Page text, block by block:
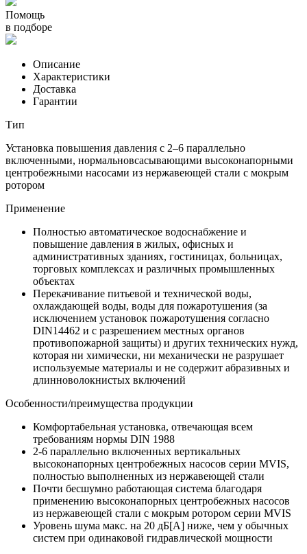
Помощь
в подборе
Описание
Характеристики
Доставка
Гарантии
Тип
Установка повышения давления с 2–6 параллельно
включенными, нормальновсасывающими высоконапорными
центробежными насосами из нержавеющей стали с мокрым
ротором
Применение
Полностью автоматическое водоснабжение и
повышение давления в жилых, офисных и
административных зданиях, гостиницах, больницах,
торговых комплексах и различных промышленных
объектах
Перекачивание питьевой и технической воды,
охлаждающей воды, воды для пожаротушения (за
исключением установок пожаротушения согласно
DIN14462 и с разрешением местных органов
противопожарной защиты) и других технических нужд,
которая ни химически, ни механически не разрушает
используемые материалы и не содержит абразивных и
длинноволокнистых включений
Особенности/преимущества продукции
Комфортабельная установка, отвечающая всем
требованиям нормы DIN 1988
2-6 параллельно включенных вертикальных
высоконапорных центробежных насосов серии MVIS,
полностью выполненных из нержавеющей стали
Почти бесшумно работающая система благодаря
применению высоконапорных центробежных насосов
из нержавеющей стали с мокрым ротором серии MVIS
Уровень шума макс. на 20 дБ[A] ниже, чем у обычных
систем при одинаковой гидравлической мощности